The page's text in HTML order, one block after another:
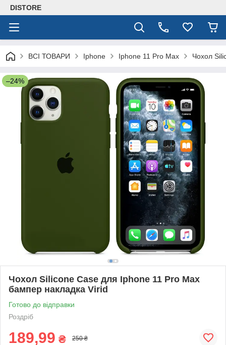
DISTORE
ВСІ ТОВАРИ Iphone Iphone 11 Pro Max Чохол
–24%
Чохол Silicone Саѕе для Iphone 11 Pro Max
бампер накладка Virid
Готово до відправки
Роздріб
189,99 ₴ 250 ₴